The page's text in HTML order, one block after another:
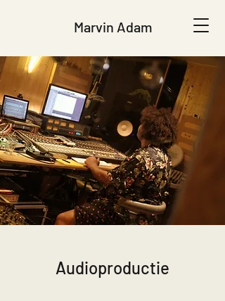
Marvin Adam
Audioproductie